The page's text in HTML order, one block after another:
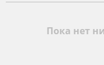
Пока нет